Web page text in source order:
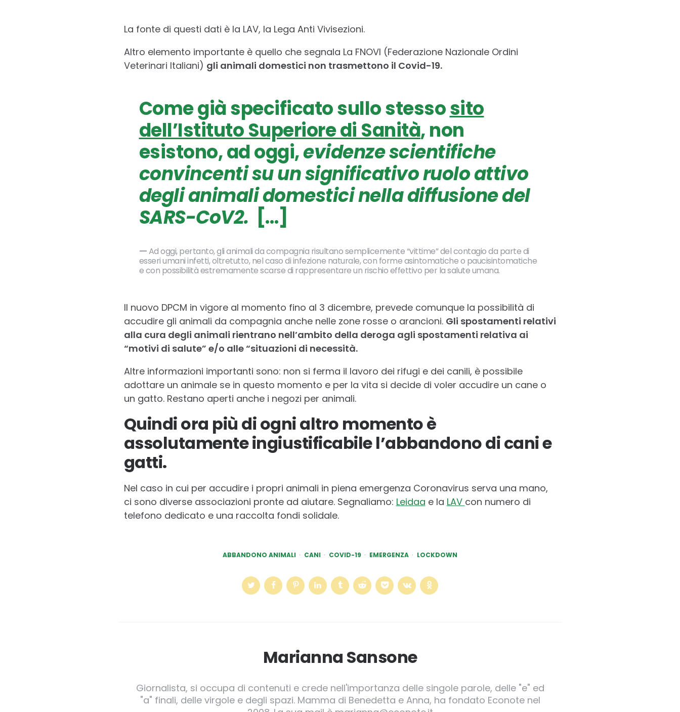
La fonte di questi dati è la LAV, la Lega Anti Vivisezioni.
Altro elemento importante è quello che segnala La FNOVI (Federazione Nazionale Ordini
Veterinari Italiani) gli animali domestici non trasmettono il Covid-19.
Come già specificato sullo stessosito
dell’Istituto Superiore di Sanità, non
esistono, ad oggi,evidenze scientifiche
convincenti su un significativo ruolo attivo
degli animali domestici nella diffusione del
SARS-CoV2. […]
Ad oggi, pertanto, gli animali da compagnia risultano semplicemente “vittime” del contagio da parte di
esseri umani infetti, oltretutto, nel caso di infezione naturale, con forme asintomatiche o paucisintomatiche
e con possibilità estremamente scarse di rappresentare un rischio effettivo per la salute umana.
Il nuovo DPCM in vigore al momento fino al 3 dicembre, prevede comunque la possibilità di
accudire gli animali da compagnia anche nelle zone rosse o arancioni. Gli spostamenti relativi
alla cura degli animali rientrano nell’ambito della deroga agli spostamenti relativa ai
“motivi di salute” e/o alle “situazioni di necessità.
Altre informazioni importanti sono: non si ferma il lavoro dei rifugi e dei canili, è possibile
adottare un animale se in questo momento e per la vita si decide di voler accudire un cane o
un gatto. Restano aperti anche i negozi per animali.
Quindi ora più di ogni altro momento è
assolutamente ingiustificabile l’abbandono di cani e
gatti.
Nel caso in cui per accudire i propri animali in piena emergenza Coronavirus serva una mano,
ci sono diverse associazioni pronte ad aiutare. Segnaliamo: Leidaa e la LAV con numero di
telefono dedicato e una raccolta fondi solidale.
ABBANDONO ANIMALI CANI COVID-19 EMERGENZA LOCKDOWN
Marianna Sansone
Giornalista, si occupa di contenuti e crede nell'importanza delle singole parole, delle "e" ed
"a" finali, delle virgole e degli spazi. Mamma di Benedetta e Anna, ha fondato Econote nel